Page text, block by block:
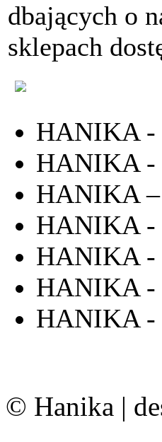
dbających o
sklepach
HANIKA -
HANIKA -
HANIKA –
HANIKA -
HANIKA -
HANIKA -
HANIKA -
© Hanika |